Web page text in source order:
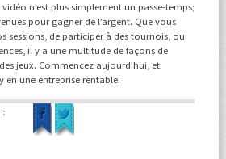
n’est plus simplement un passe-temps;
pour gagner de l’argent. Que vous
sessions, de participer à des tournois, ou
il y a une multitude de façons de
jeux. Commencez aujourd’hui, et
une entreprise rentable!